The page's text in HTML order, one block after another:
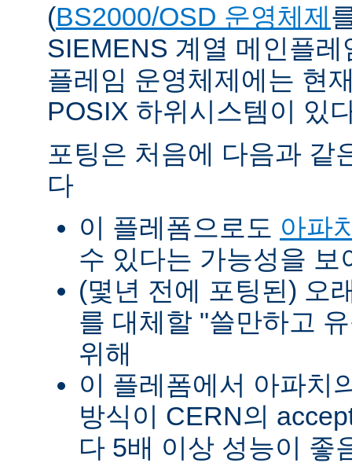
(BS2000/OSD 운영체제
SIEMENS 계열 메인플
플레임 운영체제에는 현
POSIX 하위시스템이 있
포팅은 처음에 다음과 같
다
이 플레폼으로도 아파
수 있다는 가능성을 보
(몇년 전에 포팅된) 오
를 대체할 "쓸만하고
위해
이 플레폼에서 아파치
방식이 CERN의
다 5배 이상 성능이 좋